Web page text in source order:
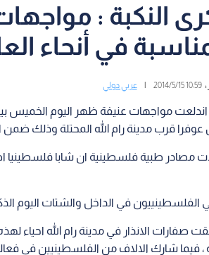
النكبة :
في أنحاء
:
10:59 2014/5/15 عربي دولي
اندلعت مواجهات عنيفة ظهر اليوم الخميس
قرب مدينة رام الله المحتلة وذلك ضمن
مصادر طبية فلسطينية ان شابا فلسطينيا
في الداخل والشتات اليوم الذكرى الـ 66 للنكبة بفعاليات في مختلف
صفارات الانذار في مدينة رام الله احياء
، فيما شارك الالاف من الفلسطينيين في